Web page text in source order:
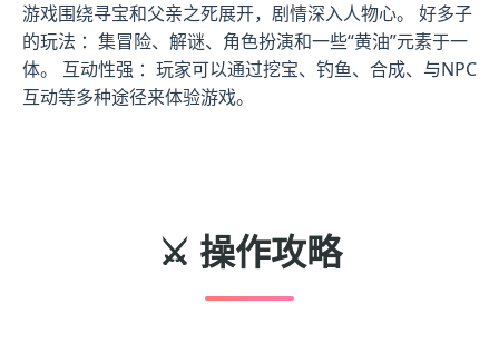
游戏围绕寻宝和父亲之死展开，剧情深入人物心。 好多子
的玩法 ：集冒险、解谜、角色扮演和一些“黄油”元素于一
体。 互动性强 ：玩家可以通过挖宝、钓鱼、合成、与NPC
互动等多种途径来体验游戏。
⚔️ 操作攻略